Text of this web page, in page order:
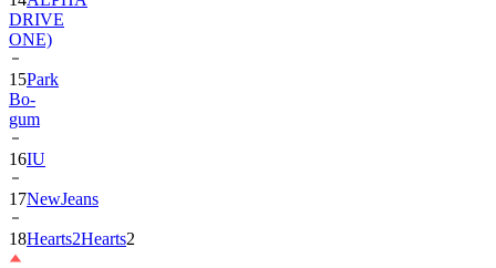
DRIVE
ONE)
15Park
Bo-
gum
16IU
17NewJeans
18Hearts2Hearts2